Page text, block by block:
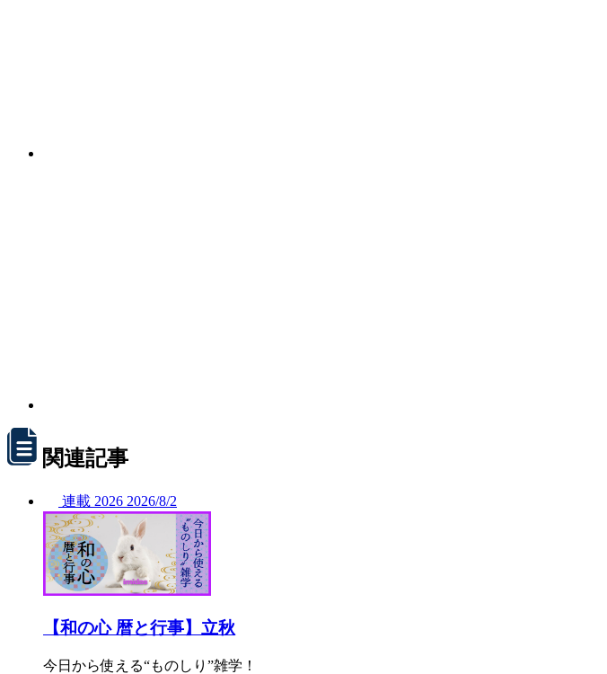
関連記事
連載 2026 2026/8/2
【和の心 暦と行事】立秋
今日から使える“ものしり”雑学！